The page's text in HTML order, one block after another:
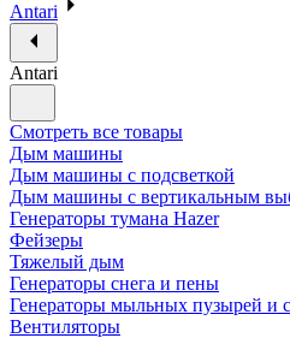
Antari
Antari
Смотреть все товары
Дым машины
Дым машины с подсветкой
Дым машины с вертикальным
Генераторы тумана Hazer
Фейзеры
Тяжелый дым
Генераторы снега и пены
Генераторы мыльных пузырей и
Вентиляторы